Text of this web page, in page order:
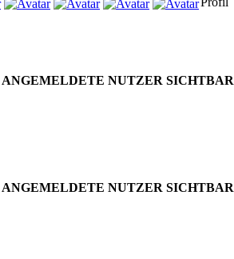
ANGEMELDETE NUTZER SICHTBAR
ANGEMELDETE NUTZER SICHTBAR